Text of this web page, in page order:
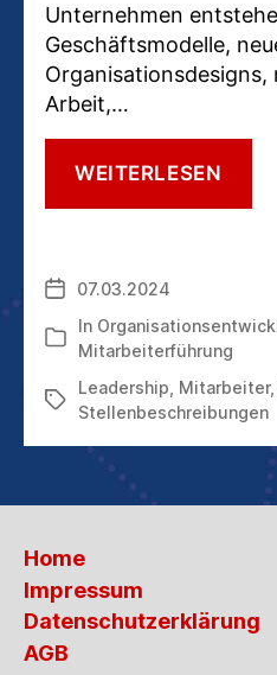
Unternehmen
Geschäftsmodelle,
Organisationsdesigns,
Arbeit,…
WEITERLESEN
Veröffentlichungsdatum
07.03.2024
Kategorien
In
Mitarbeiterführung
Schlagwörter
Leadership Mitarbeiter,
Stellenbeschreibungen
Home
Impressum
Datenschutzerklärung
AGB